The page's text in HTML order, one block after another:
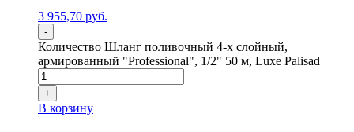
3 955,70 руб.
-
Количество Шланг поливочный 4-х слойный,
армированный "Professional", 1/2" 50 м, Luxe Palisad
+
В корзину